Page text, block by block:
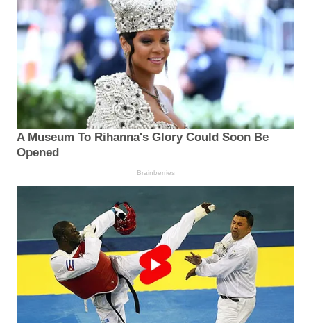
A Museum To Rihanna's Glory Could Soon Be
Opened
Brainberries